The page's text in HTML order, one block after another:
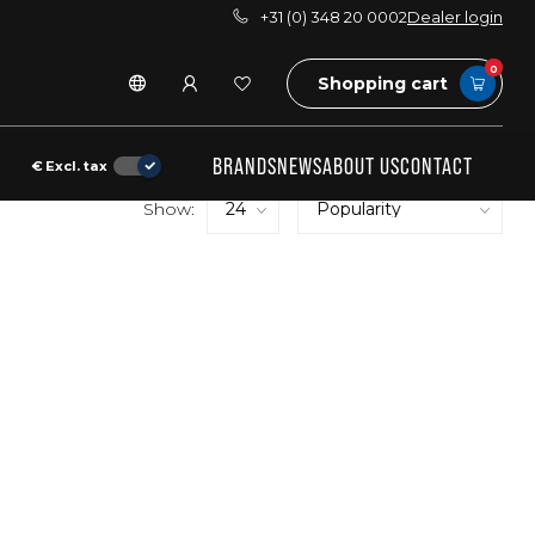
+31 (0) 348 20 0002Dealer login
Shopping cart
0
€ Excl. tax BRANDSNEWSABOUT USCONTACT
Show: